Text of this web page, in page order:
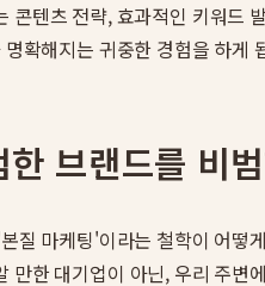
텐츠 전략, 효과적인 키워
확해지는 귀중한 경험을 하게
브랜드를 비
질 마케팅'이라는 철학이 어
한 대기업이 아닌, 우리 주